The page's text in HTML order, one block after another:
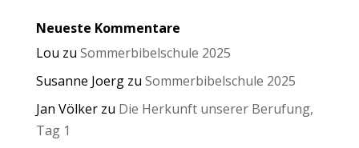
Neueste Kommentare
Lou zu Sommerbibelschule 2025
Susanne Joergzu Sommerbibelschule 2025
Jan Völkerzu Die Herkunft unserer Berufung,
Tag 1